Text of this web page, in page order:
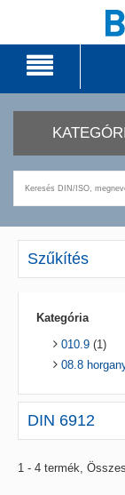
Szűkítés
Kategória
010.9(1)
08.8
DIN 6912
1 - 4 termék,